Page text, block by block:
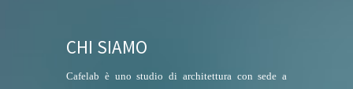
CHI SIAMO
Cafelab è uno studio di architettura con sede a